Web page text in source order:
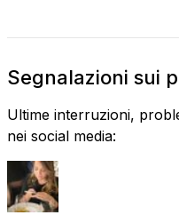
Segnalazioni sui
Ultime interruzioni,
nei social media: